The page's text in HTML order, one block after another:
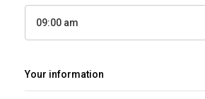
09:00 am
Your information